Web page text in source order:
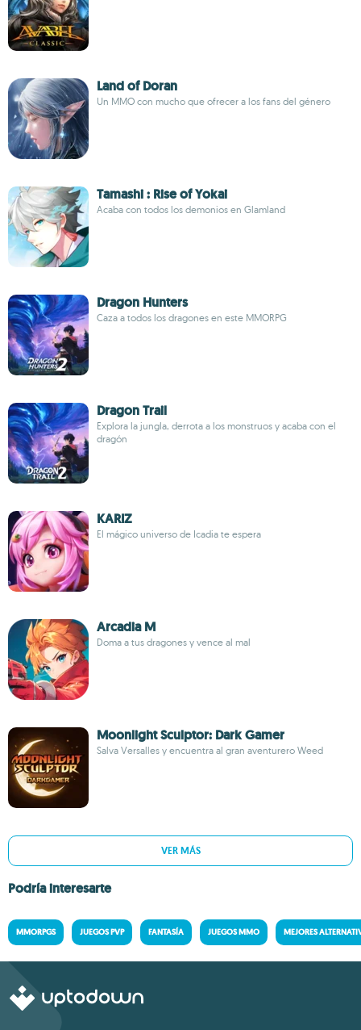
Land of Doran
Un MMO con mucho que ofrecer a los fans del género
Tamashi : Rise of Yokai
Acaba con todos los demonios en Glamland
Dragon Hunters
Caza a todos los dragones en este MMORPG
Dragon Trail
Explora la jungla, derrota a los monstruos y acaba con el
dragón
KARIZ
El mágico universo de Icadia te espera
Arcadia M
Doma a tus dragones y vence al mal
Moonlight Sculptor: Dark Gamer
Salva Versalles y encuentra al gran aventurero Weed
VER MÁS
Podría interesarte
MMORPGS JUEGOS PVP FANTASÍA JUEGOS MMO MEJORES